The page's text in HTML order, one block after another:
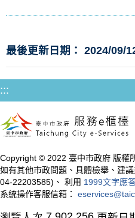
最後更新日期： 2024/09/
:::
Copyright © 2022 臺中市政府 版權
如有其他市政問題、具體檢舉、建
04-22203585)、 利用 1999文字應
系統操作客服信箱：